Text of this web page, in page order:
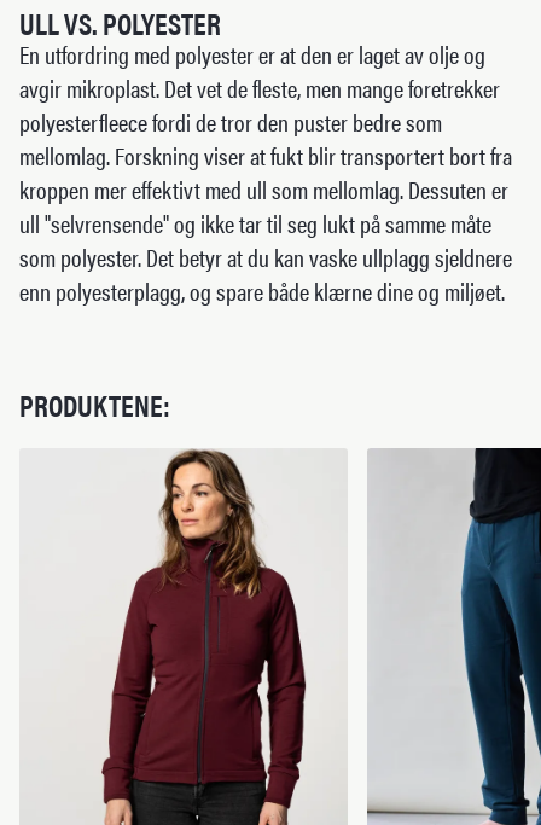
ULL VS. POLYESTER
En utfordring med polyester er at den er laget av olje og
avgir mikroplast. Det vet de fleste, men mange foretrekker
polyesterfleece fordi de tror den puster bedre som
mellomlag. Forskning viser at fukt blir transportert bort fra
kroppen mer effektivt med ull som mellomlag. Dessuten er
ull "selvrensende" og ikke tar til seg lukt på samme måte
som polyester. Det betyr at du kan vaske ullplagg sjeldnere
enn polyesterplagg, og spare både klærne dine og miljøet.
PRODUKTENE: